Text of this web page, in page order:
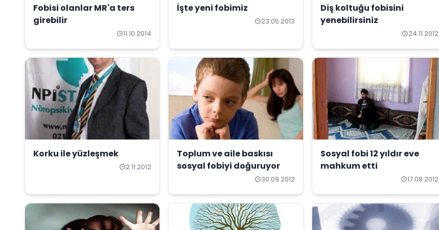
Fobisi olanlar MR'a ters
girebilir
11.10.2014
İşte yeni fobimiz
23.05.2013
Diş koltuğu fobisini
yenebilirsiniz
24.11.2012
Korku ile yüzleşmek
2.11.2012
Toplum ve aile baskısı
sosyal fobiyi doğuruyor
30.09.2012
Sosyal fobi 12 yıldır eve
mahkum etti
17.08.2012